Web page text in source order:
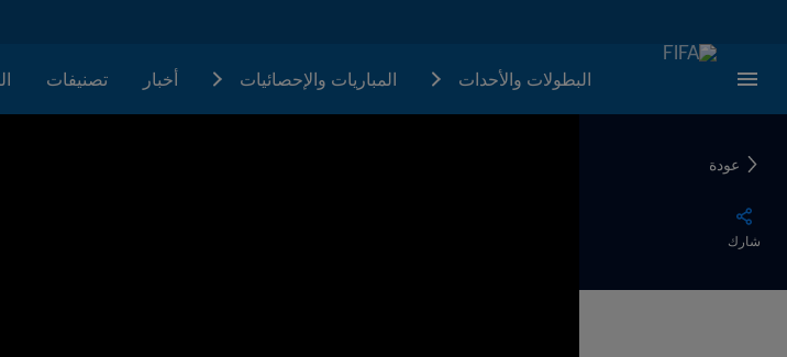
البطولات والأحدات المباريات والإحصائيات أخبار تصنيفات
عودة
شارك